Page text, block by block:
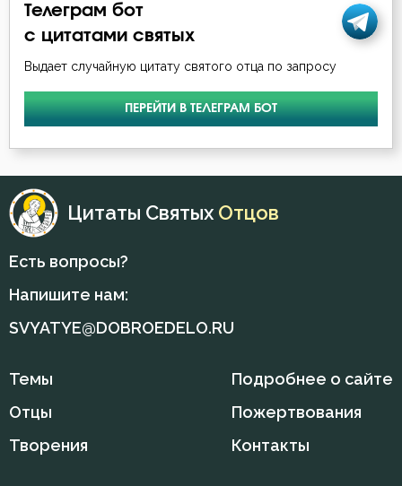
Телеграм бот
с цитатами святых
Выдает случайную цитату святого отца по запросу
ПЕРЕЙТИ В ТЕЛЕГРАМ БОТ
Цитаты Святых Отцов
Есть вопросы?
Напишите нам:
SVYATYE@DOBROEDELO.RU
Темы
Отцы
Творения
Подробнее о сайте
Пожертвования
Контакты